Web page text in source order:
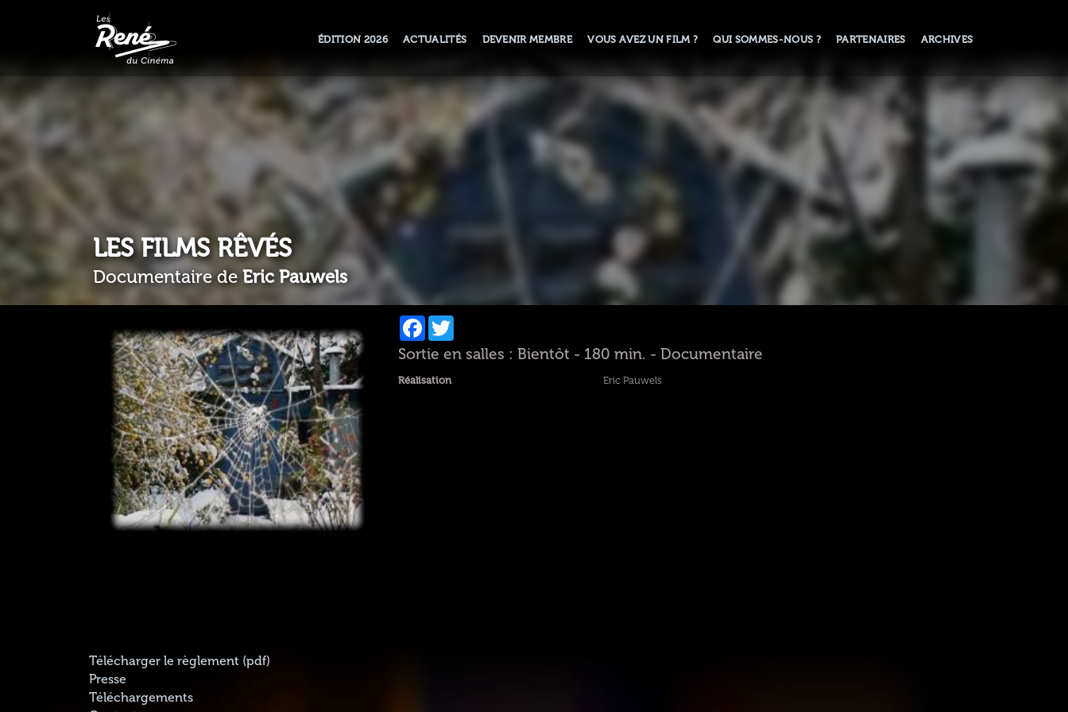
ÉDITION 2026 ACTUALITÉS DEVENIR MEMBRE VOUS AVEZ UN FILM ? QUI SOMMES-NOUS ? PARTENAIRES ARCHIVES
LES FILMS RÊVÉS
Documentaire de Eric Pauwels
Facebook
Sortie en salles : Bientôt - 180 min. - Documentaire
Réalisation Eric Pauwels
Télécharger le règlement (pdf)
Presse
Téléchargements